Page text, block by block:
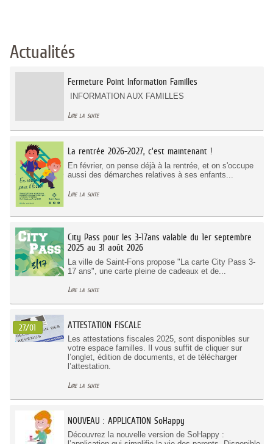
Actualités
Fermeture Point Information Familles
INFORMATION AUX FAMILLES
Lire la suite
La rentrée 2026-2027, c'est maintenant !
En février, on pense déjà à la rentrée, et on s'occupe
aussi des démarches relatives à ses enfants...
Lire la suite
City Pass pour les 3-17ans valable du 1er septembre
2025 au 31 août 2026
La ville de Saint-Fons propose "La carte City Pass 3-
17 ans", une carte pleine de cadeaux et de...
Lire la suite
27/01 ATTESTATION FISCALE
Les attestations fiscales 2025, sont disponibles sur
votre espace familles. Il vous suffit de cliquer sur
l’onglet, édition de documents, et de télécharger
l’attestation.
Lire la suite
NOUVEAU : APPLICATION SoHappy
Découvrez la nouvelle version de SoHappy :